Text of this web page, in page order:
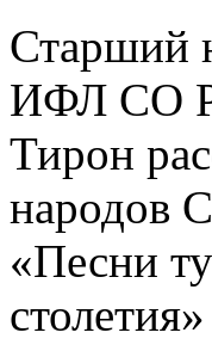
Старший
ИФЛ СО
Тирон
народов
«Песни